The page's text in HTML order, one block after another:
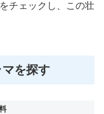
チェックし、この壮
を探す